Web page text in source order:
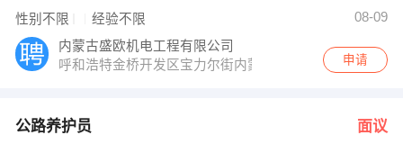
性别不限 经验不限
08-09
内蒙古盛欧机电工程有限公司
呼和浩特金桥开发区宝力尔街内蒙古晶环电子材料有限公
申请
公路养护员 面议